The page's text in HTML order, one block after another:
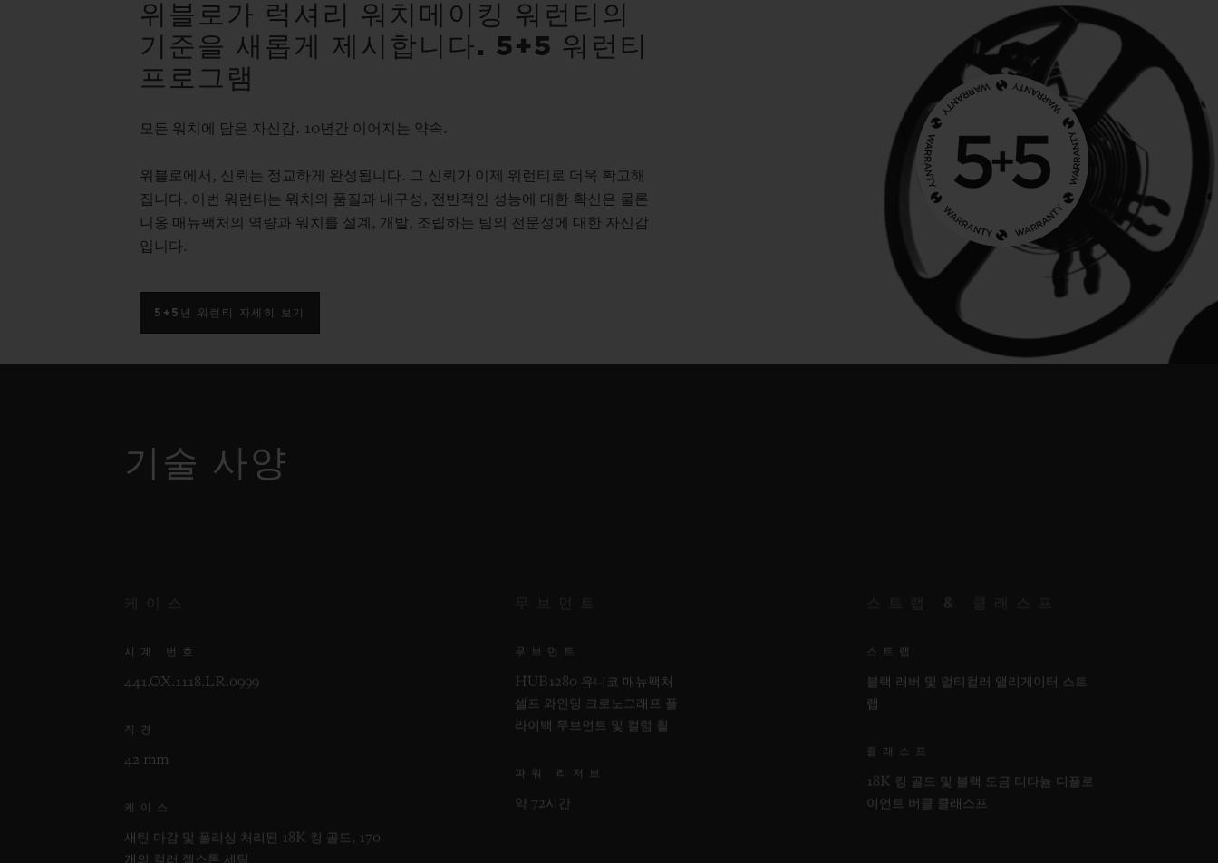
위블로가 럭셔리 워치메이킹 워런티의
기준을 새롭게 제시합니다. 5+5 워런티
프로그램
모든 워치에 담은 자신감. 10년간 이어지는 약속.
위블로에서, 신뢰는 정교하게 완성됩니다. 그 신뢰가 이제 워런티로 더욱 확고해
집니다. 이번 워런티는 워치의 품질과 내구성, 전반적인 성능에 대한 확신은 물론
니옹 매뉴팩처의 역량과 워치를 설계, 개발, 조립하는 팀의 전문성에 대한 자신감
입니다.
5+5년 워런티 자세히 보기
기술 사양
시계 번호
441.OX.1118.LR.0999
직경
42 mm
케이스
새틴 마감 및 폴리싱 처리된 18K 킹 골드, 170
개의 컬러 젬스톤 세팅
무브먼트
HUB1280 유니코 매뉴팩처
셀프 와인딩 크로노그래프 플
라이백 무브먼트 및 컬럼 휠
파워 리저브
약 72시간
스트랩
블랙 러버 및 멀티컬러 앨리게이터 스트
랩
클래스프
18K 킹 골드 및 블랙 도금 티타늄 디플로
이언트 버클 클래스프